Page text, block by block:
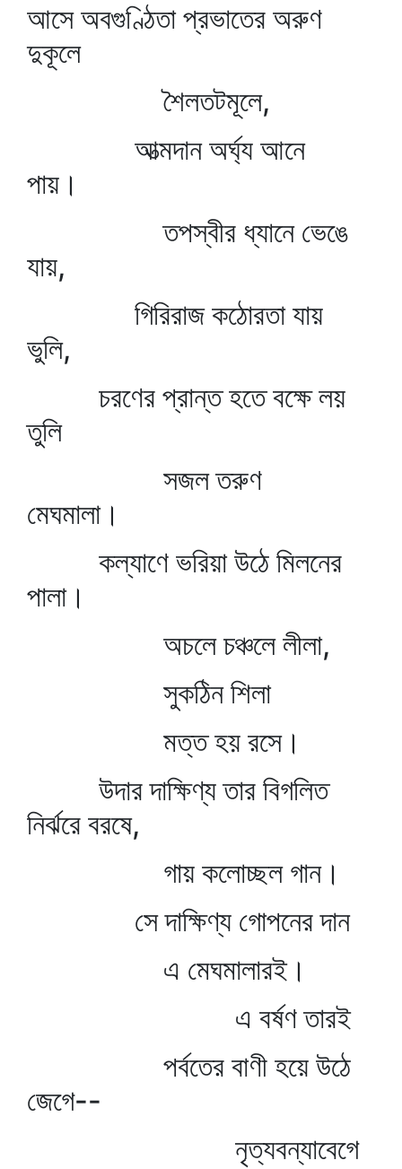
আসে অবগুণ্ঠিতা প্রভাতের অরুণ
দুকূলে
শৈলতটমূলে,
আত্মদান অর্ঘ্য আনে
পায়।
তপস্বীর ধ্যানে ভেঙে
যায়,
গিরিরাজ কঠোরতা যায়
ভুলি,
চরণের প্রান্ত হতে বক্ষে লয়
তুলি
সজল তরুণ
মেঘমালা।
কল্যাণে ভরিয়া উঠে মিলনের
পালা।
অচলে চঞ্চলে লীলা,
সুকঠিন শিলা
মত্ত হয় রসে।
উদার দাক্ষিণ্য তার বিগলিত
নির্ঝরে বরষে,
গায় কলোচ্ছল গান।
সে দাক্ষিণ্য গোপনের দান
এ মেঘমালারই।
এ বর্ষণ তারই
পর্বতের বাণী হয়ে উঠে
জেগে--
নৃত্যবন্যাবেগে